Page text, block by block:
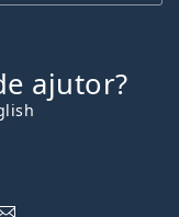
ajutor?